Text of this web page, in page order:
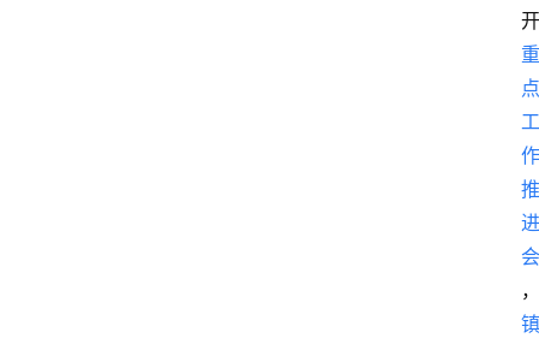
开
重
点
工
作
推
进
会
，
镇